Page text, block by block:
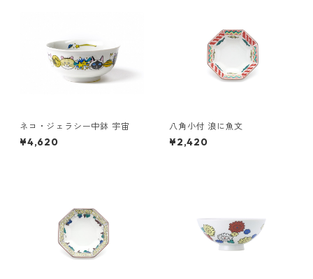
ネコ・ジェラシー中鉢 宇宙
¥4,620
八角小付 浪に魚文
¥2,420